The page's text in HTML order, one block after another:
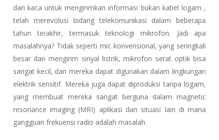
dari kaca untuk mengirimkan informasi bukan kabel logam ,
telah merevolusi bidang telekomunikasi dalam beberapa
tahun terakhir, termasuk teknologi mikrofon. Jadi apa
masalahnya? Tidak seperti mic konvensional, yang seringkali
besar dan mengirim sinyal listrik, mikrofon serat optik bisa
sangat kecil, dan mereka dapat digunakan dalam lingkungan
elektrik sensitif. Mereka juga dapat diproduksi tanpa logam,
yang membuat mereka sangat berguna dalam magnetic
resonance imaging (MRI) aplikasi dan situasi lain di mana
gangguan frekuensi radio adalah masalah.